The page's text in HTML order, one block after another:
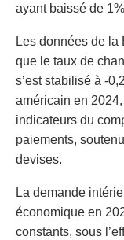
ayant baissé de
Les données de
que le taux de
s’est stabilisé à -
américain en
indicateurs du
paiements,
devises.
La demande
économique en
constants, sous